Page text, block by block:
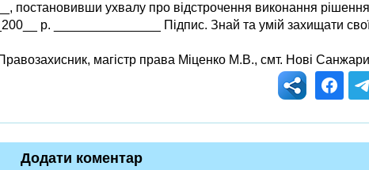
постановивши ухвалу про відстрочення виконання
р. _______________ Підпис. Знай та умій захищати
магістр права Міценко М.В., смт. Нові
Додати коментар